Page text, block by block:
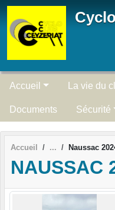
Accueil La vie du
Documents Sécurité
Accueil Naussac
NAUSSAC
Panneau de gestion des